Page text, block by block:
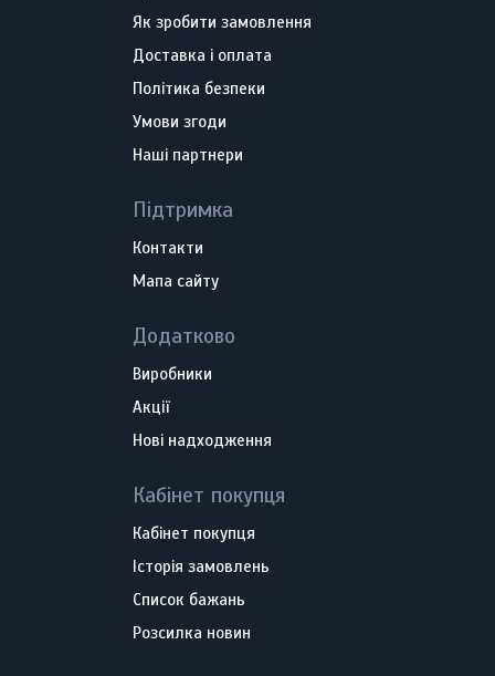
Як зробити замовлення
Доставка і оплата
Політика безпеки
Умови згоди
Наші партнери
Підтримка
Контакти
Мапа сайту
Додатково
Виробники
Акції
Нові надходження
Кабінет покупця
Кабінет покупця
Історія замовлень
Список бажань
Розсилка новин